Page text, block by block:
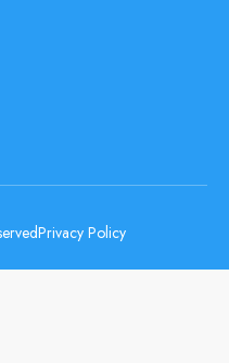
Privacy Policy